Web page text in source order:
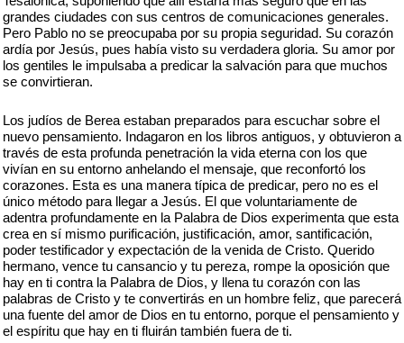
grandes ciudades con sus centros de comunicaciones generales.
Pero Pablo no se preocupaba por su propia seguridad. Su corazón
ardía por Jesús, pues había visto su verdadera gloria. Su amor por
los gentiles le impulsaba a predicar la salvación para que muchos
se convirtieran.
Los judíos de Berea estaban preparados para escuchar sobre el
nuevo pensamiento. Indagaron en los libros antiguos, y obtuvieron a
través de esta profunda penetración la vida eterna con los que
vivían en su entorno anhelando el mensaje, que reconfortó los
corazones. Esta es una manera típica de predicar, pero no es el
único método para llegar a Jesús. El que voluntariamente de
adentra profundamente en la Palabra de Dios experimenta que esta
crea en sí mismo purificación, justificación, amor, santificación,
poder testificador y expectación de la venida de Cristo. Querido
hermano, vence tu cansancio y tu pereza, rompe la oposición que
hay en ti contra la Palabra de Dios, y llena tu corazón con las
palabras de Cristo y te convertirás en un hombre feliz, que parecerá
una fuente del amor de Dios en tu entorno, porque el pensamiento y
el espíritu que hay en ti fluirán también fuera de ti.